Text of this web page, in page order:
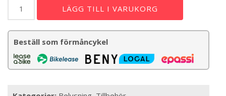
Framlampa
Black(USB
Rechargeable)
mängd
LÄGG TILL I VARUKORG
Beställ som förmåncykel